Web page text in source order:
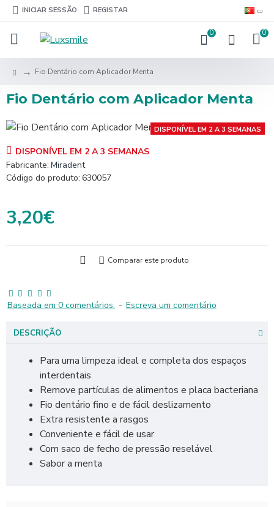
INICIAR SESSÃO REGISTAR
0 0
Fio Dentário com Aplicador Menta
Fio Dentário com Aplicador Menta
DISPONÍVEL EM 2 A 3 SEMANAS
Baseada em 0 comentários. - Escreva um comentário
3,20€
DISPONÍVEL EM 2 A 3 SEMANAS
Fabricante: Miradent
Código do produto: 630057
Comparar este produto
DESCRIÇÃO
Para uma limpeza ideal e completa dos espaços
interdentais
Remove partículas de alimentos e placa bacteriana
Fio dentário fino e de fácil deslizamento
Extra resistente a rasgos
Conveniente e fácil de usar
Com saco de fecho de pressão reselável
Sabor a menta